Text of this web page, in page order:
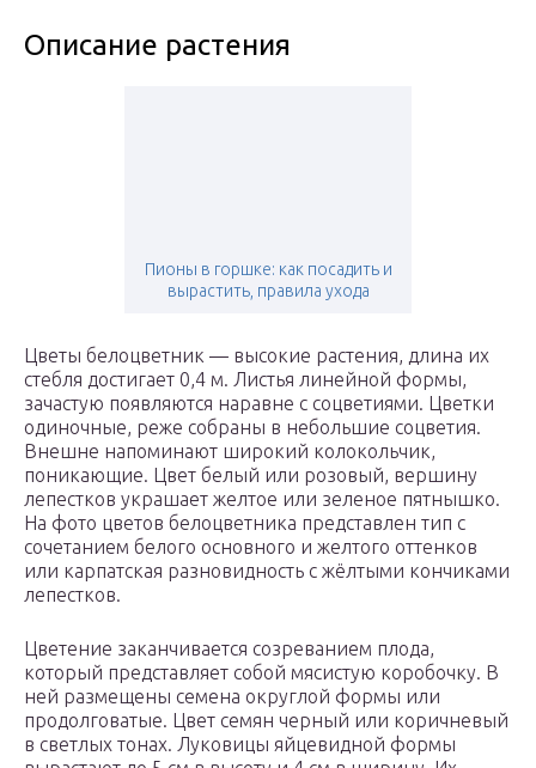
Описание растения
Пионы в горшке: как посадить и
вырастить, правила ухода
Цветы белоцветник — высокие растения, длина их
стебля достигает 0,4 м. Листья линейной формы,
зачастую появляются наравне с соцветиями. Цветки
одиночные, реже собраны в небольшие соцветия.
Внешне напоминают широкий колокольчик,
поникающие. Цвет белый или розовый, вершину
лепестков украшает желтое или зеленое пятнышко.
На фото цветов белоцветника представлен тип с
сочетанием белого основного и желтого оттенков
или карпатская разновидность с жёлтыми кончиками
лепестков.
Цветение заканчивается созреванием плода,
который представляет собой мясистую коробочку. В
ней размещены семена округлой формы или
продолговатые. Цвет семян черный или коричневый
в светлых тонах. Луковицы яйцевидной формы